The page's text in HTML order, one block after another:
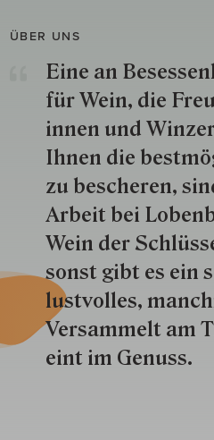
ÜBER UNS
Eine an
für Wein, die
innen und
Ihnen die
zu besche­ren,
Arbeit bei
Wein der
sonst gibt es ein
lustvolles,
Versammelt am
eint im Genuss.